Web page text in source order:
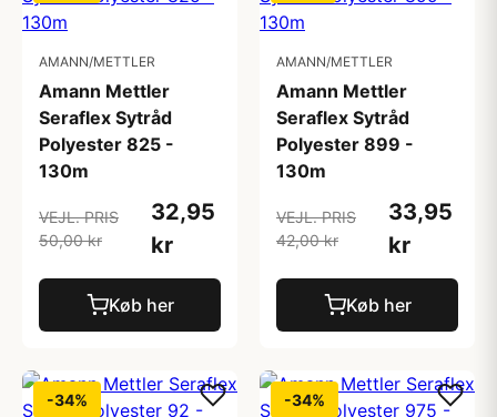
AMANN/METTLER
Amann Mettler
Seraflex Sytråd
Polyester 825 -
130m
VEJL. PRIS
50,00 kr
32,95
kr
Køb her
AMANN/METTLER
Amann Mettler
Seraflex Sytråd
Polyester 899 -
130m
VEJL. PRIS
42,00 kr
33,95
kr
Køb her
-34% -34%